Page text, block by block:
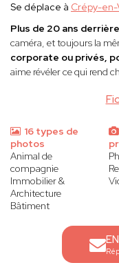
Se déplace à Crépy-
Plus de 20 ans
caméra, et toujours la
corporate ou privés,
aime révéler ce qui rend
16 types de
photos
Animal de
compagnie
Immobilier &
Architecture
Bâtiment